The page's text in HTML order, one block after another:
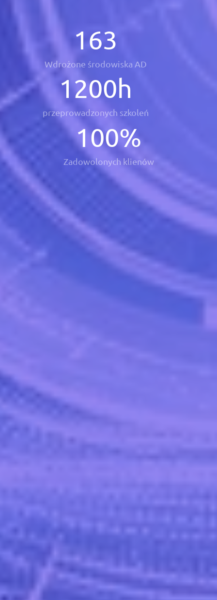
163
Wdrożone środowiska AD
1200h
przeprowadzonych szkoleń
100%
Zadowolonych klienów